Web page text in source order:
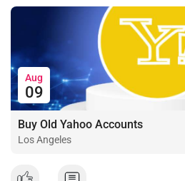
Aug
09
Buy Old Yahoo Accounts
Los Angeles